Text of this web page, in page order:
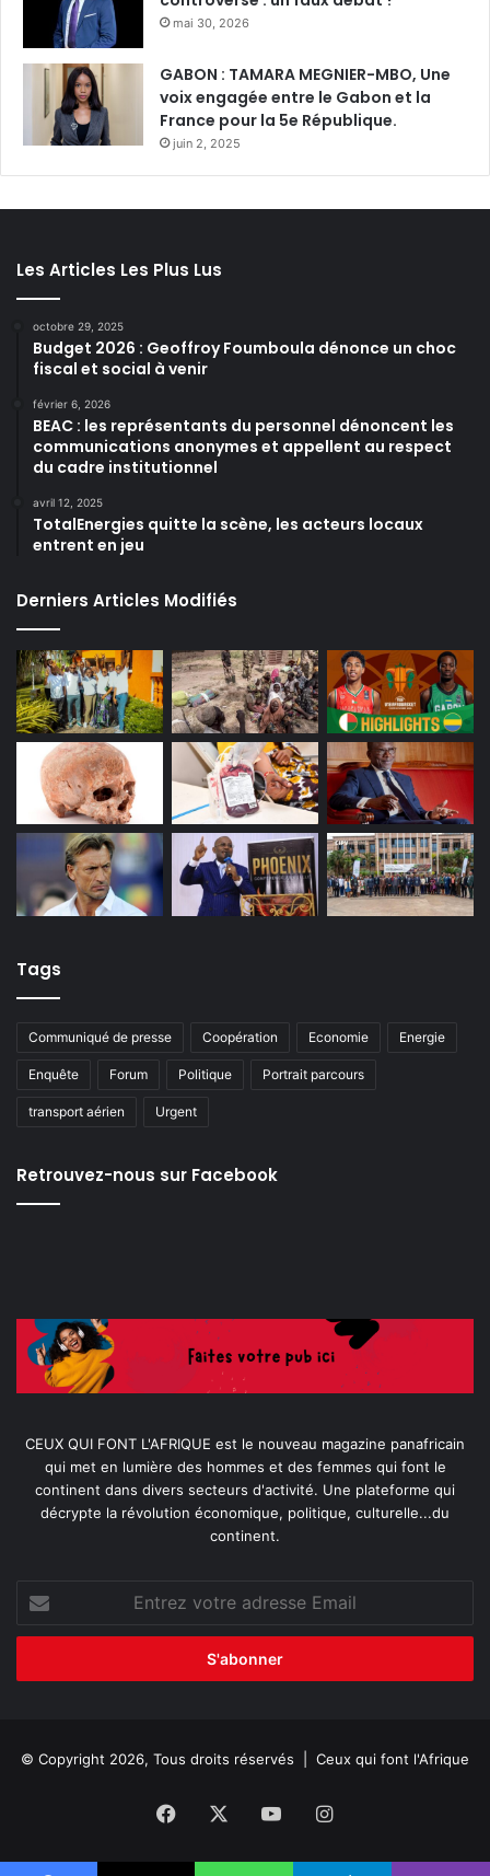
mai 30, 2026
GABON : TAMARA MEGNIER-MBO, Une
voix engagée entre le Gabon et la
France pour la 5e République.
juin 2, 2025
Les Articles Les Plus Lus
octobre 29, 2025
Budget 2026 : Geoffroy Foumboula dénonce un choc
fiscal et social à venir
février 6, 2026
BEAC : les représentants du personnel dénoncent les
communications anonymes et appellent au respect
du cadre institutionnel
avril 12, 2025
TotalEnergies quitte la scène, les acteurs locaux
entrent en jeu
Derniers Articles Modifiés
Tags
Communiqué de presse Coopération Economie Energie
Enquête Forum Politique Portrait parcours
transport aérien Urgent
Retrouvez-nous sur Facebook
CEUX QUI FONT L'AFRIQUE est le nouveau magazine panafricain
qui met en lumière des hommes et des femmes qui font le
continent dans divers secteurs d'activité. Une plateforme qui
décrypte la révolution économique, politique, culturelle...du
continent.
votre
adresse
© Copyright 2026, Tous droits réservés | Ceux qui font l'Afrique
Facebook YouTubeInstagram